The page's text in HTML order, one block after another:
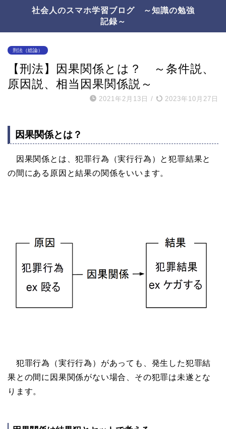
社会人のスマホ学習ブログ ～知識の勉強
記録～
刑法（総論）
【刑法】因果関係とは？ ～条件説、
原因説、相当因果関係説～
2021年2月13日 / 2023年10月27日
因果関係とは？
因果関係とは、犯罪行為（実行行為）と犯罪結果と
の間にある原因と結果の関係をいいます。
犯罪行為（実行行為）があっても、発生した犯罪結
果との間に因果関係がない場合、その犯罪は未遂とな
ります。